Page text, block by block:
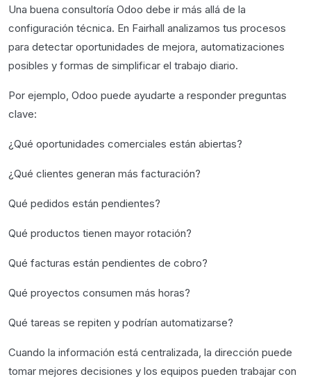
Una buena consultoría Odoo debe ir más allá de la
configuración técnica. En Fairhall analizamos tus procesos
para detectar oportunidades de mejora, automatizaciones
posibles y formas de simplificar el trabajo diario.
Por ejemplo, Odoo puede ayudarte a responder preguntas
clave:
¿Qué oportunidades comerciales están abiertas?
¿Qué clientes generan más facturación?
Qué pedidos están pendientes?
Qué productos tienen mayor rotación?
Qué facturas están pendientes de cobro?
Qué proyectos consumen más horas?
Qué tareas se repiten y podrían automatizarse?
Cuando la información está centralizada, la dirección puede
tomar mejores decisiones y los equipos pueden trabajar con